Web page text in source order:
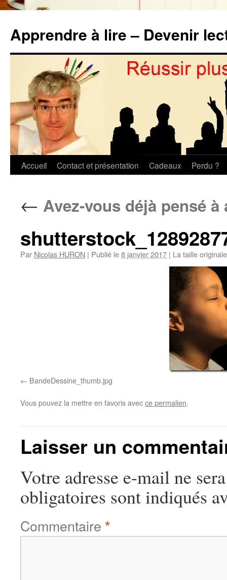
contenu
Apprendre à lire – Devenir
Accueil Contact et présentation Cadeaux Perdu ?
← Avez-vous déjà pensé
Par Nicolas HURON | Publié le8 janvier 2017 | La taille
BandeDessine_thumb.jpg
Vous pouvez la mettre en favoris avecce permalien.
Laisser un
Votre adresse e-mail ne
obligatoires sont indiqués
Commentaire *